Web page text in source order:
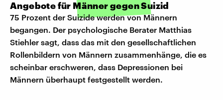
Angebote für Männer gegen Suizid
75 Prozent der Suizide werden von Männern
begangen. Der psychologische Berater Matthias
Stiehler sagt, dass das mit den gesellschaftlichen
Rollenbildern von Männern zusammenhänge, die es
scheinbar erschweren, dass Depressionen bei
Männern überhaupt festgestellt werden.